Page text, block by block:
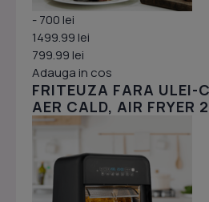
- 700 lei
1499.99 lei
799.99 lei
Adauga in cos
FRITEUZA FARA ULEI-
AER CALD, AIR FRYER